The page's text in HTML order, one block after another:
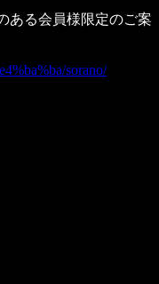
ある会員様限定のご案
sorano/